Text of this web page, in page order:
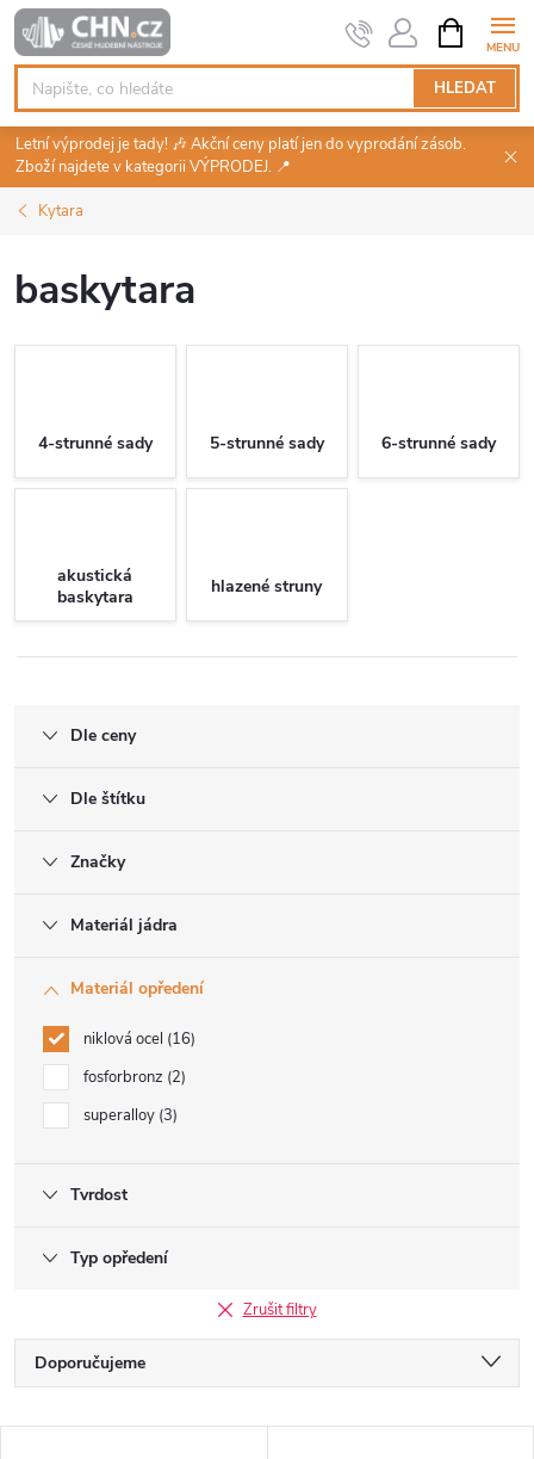
Přejít
na
obsah
HLEDAT
NÁKUPNÍ
KOŠÍK
Letní výprodej je tady! 🎶 Akční ceny platí jen do vyprodání zásob.
Zboží najdete v kategorii VÝPRODEJ. 📍
Kytara
baskytara
4-strunné sady 5-strunné sady 6-strunné sady
akustická
baskytara
hlazené struny
Dle ceny
Dle štítku
Značky
Materiál jádra
Materiál opředení
niklová ocel 16
fosforbronz 2
superalloy 3
Tvrdost
Typ opředení
Zrušit filtry
Ř
a
Doporučujeme